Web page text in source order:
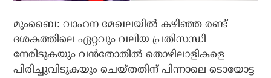
മുംബൈ: വാഹന മേഖലയില്‍ കഴിഞ്ഞ രണ്ട്
ദശകത്തിലെ ഏറ്റവും വലിയ പ്രതിസന്ധി
നേരിടുകയും വന്‍തോതില്‍ തൊഴിലാളികളെ
പിരിച്ചുവിടുകയും ചെയ്തതിന് പിന്നാലെ ടൊയോട്ട